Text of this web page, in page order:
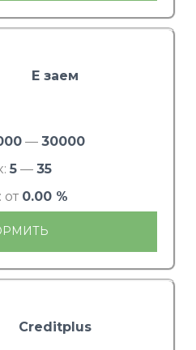
Е заем
— 30000
5— 35
от 0.00 %
Creditplus